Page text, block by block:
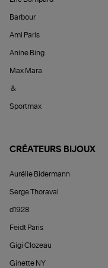
Barbour
Ami Paris
Anine Bing
Max Mara
&
Sportmax
CRÉATEURS BIJOUX
Aurélie Bidermann
Serge Thoraval
d1928
Feidt Paris
Gigi Clozeau
Ginette NY